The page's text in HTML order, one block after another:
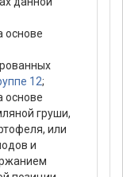
основе
12;
основе
груши,
или
и